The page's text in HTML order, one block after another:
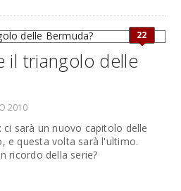
22
il triangolo delle
2010
sarà un nuovo capitolo delle
e questa volta sarà l'ultimo.
ricordo della serie?